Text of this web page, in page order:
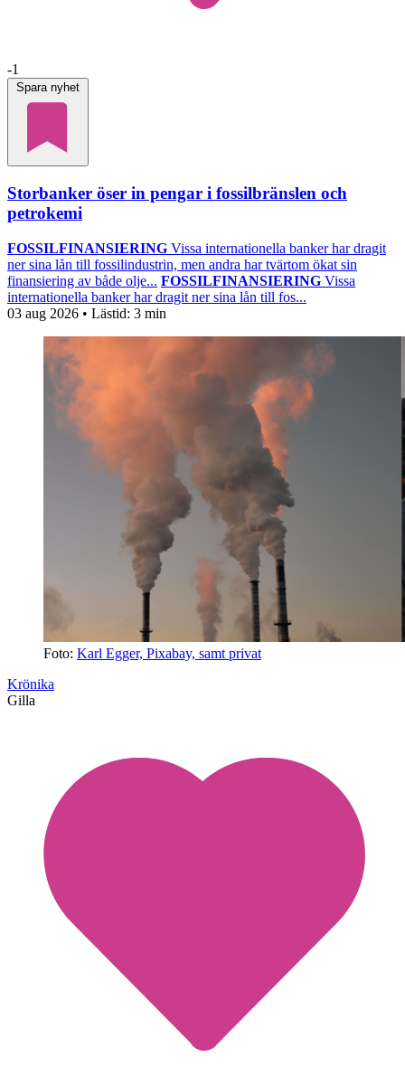
-1
Spara nyhet
Storbanker öser in pengar i fossilbränslen och
petrokemi
FOSSILFINANSIERING Vissa internationella banker har dragit
ner sina lån till fossilindustrin, men andra har tvärtom ökat sin
finansiering av både olje... FOSSILFINANSIERING Vissa
internationella banker har dragit ner sina lån till fos...
03 aug 2026 • Lästid: 3 min
Foto: Karl Egger, Pixabay, samt privat
Krönika
Gilla